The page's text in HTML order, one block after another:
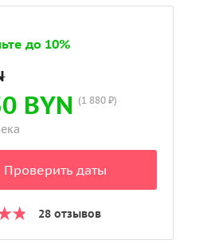
до 10%
BYN (1 880 ₽)
Проверить даты
28 отзывов